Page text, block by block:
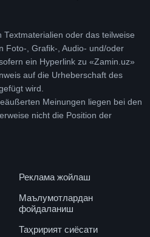
Textmaterialien oder das teilweise
Foto-, Grafik-, Audio- und/oder
ein Hyperlink zu «Zamin.uz»
auf die Urheberschaft des
wird.
Meinungen liegen bei den
nicht die Position der
Реклама жойлаш
Маълумотлардан
фойдаланиш
Таҳририят сиёсати